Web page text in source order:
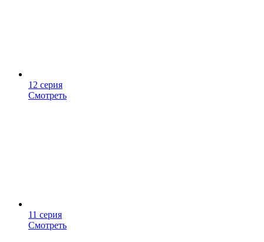
12 серия
Смотреть
11 серия
Смотреть